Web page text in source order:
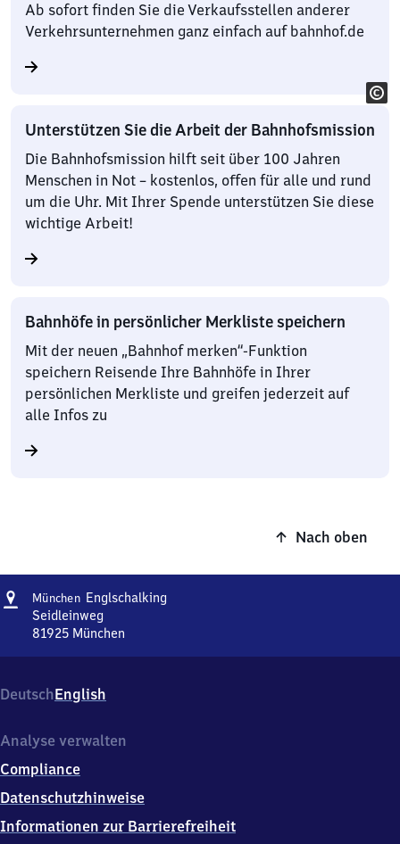
Ab sofort finden Sie die Verkaufsstellen anderer
Verkehrsunternehmen ganz einfach auf bahnhof.de
Unterstützen Sie die Arbeit der Bahnhofsmission
Die Bahnhofsmission hilft seit über 100 Jahren
Menschen in Not – kostenlos, offen für alle und rund
um die Uhr. Mit Ihrer Spende unterstützen Sie diese
wichtige Arbeit!
Bahnhöfe in persönlicher Merkliste speichern
Mit der neuen „Bahnhof merken“-Funktion
speichern Reisende Ihre Bahnhöfe in Ihrer
persönlichen Merkliste und greifen jederzeit auf
alle Infos zu
Nach oben
Adresse
München EnglschalkingMünchen-
Seidleinweg
81925 München
Seidleinweg,
8
9
5
München
DeutschEnglish
Analyse verwalten
Compliance
Datenschutzhinweise
Informationen zur Barrierefreiheit